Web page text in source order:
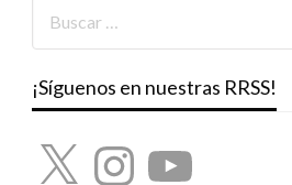
¡Síguenos en nuestras RRSS!
X InstagramYouTube